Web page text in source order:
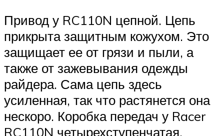
Привод у RC110N цепной. Цепь
прикрыта защитным кожухом. Это
защищает ее от грязи и пыли, а
также от зажевывания одежды
райдера. Сама цепь здесь
усиленная, так что растянется она
нескоро. Коробка передач у Racer
RC110N четырехступенчатая.